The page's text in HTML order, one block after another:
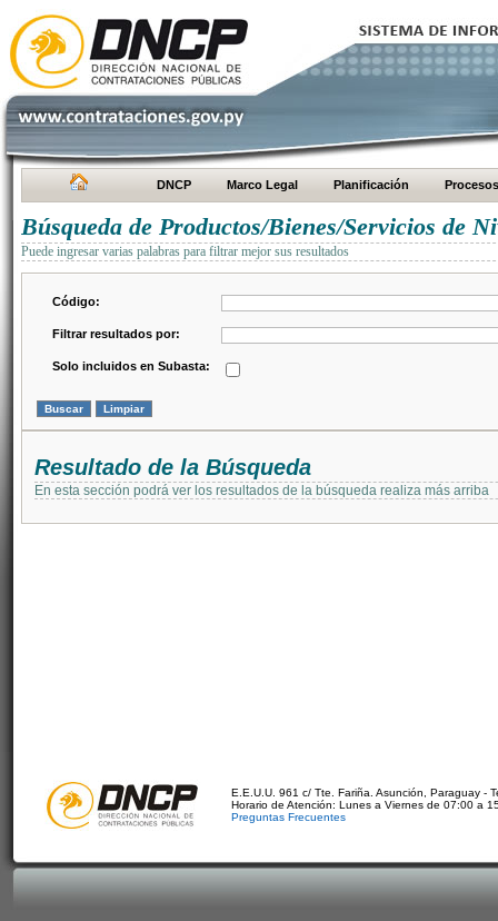
DNCP Marco Legal Planificación Procesos
Búsqueda de Productos/Bienes/Servicios de
Puede ingresar varias palabras para filtrar mejor sus resultados
Código:
Filtrar resultados por:
Solo incluidos en Subasta:
Resultado de la Búsqueda
En esta sección podrá ver los resultados de la búsqueda realiza más arriba
E.E.U.U. 961 c/ Tte. Fariña. Asunción, Paraguay -
Horario de Atención: Lunes a Viernes de 07:00 a
Preguntas Frecuentes